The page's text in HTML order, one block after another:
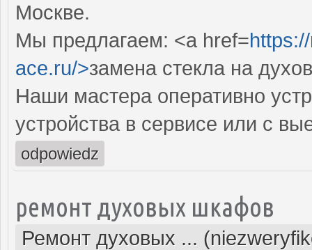
Москве.
Мы предлагаем: <a href=
ace.ru/>замена стекла на
Наши мастера оперативно
устройства в сервисе или с
odpowiedz
ремонт духовых шкафов
Ремонт духовых ...